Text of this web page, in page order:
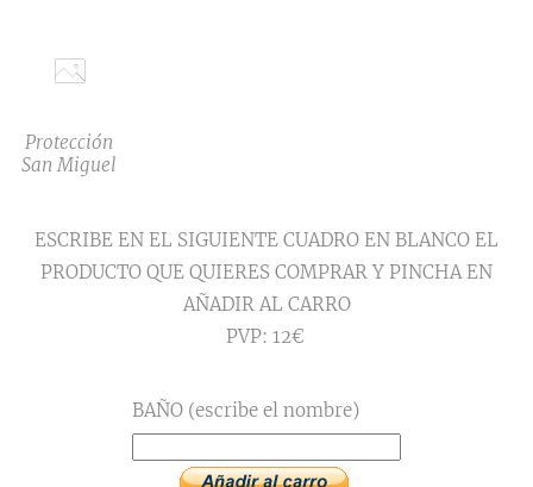
Protección
San Miguel
ESCRIBE EN EL SIGUIENTE CUADRO EN BLANCO EL
PRODUCTO QUE QUIERES COMPRAR Y PINCHA EN
AÑADIR AL CARRO
PVP: 12€
BAÑO (escribe el nombre)